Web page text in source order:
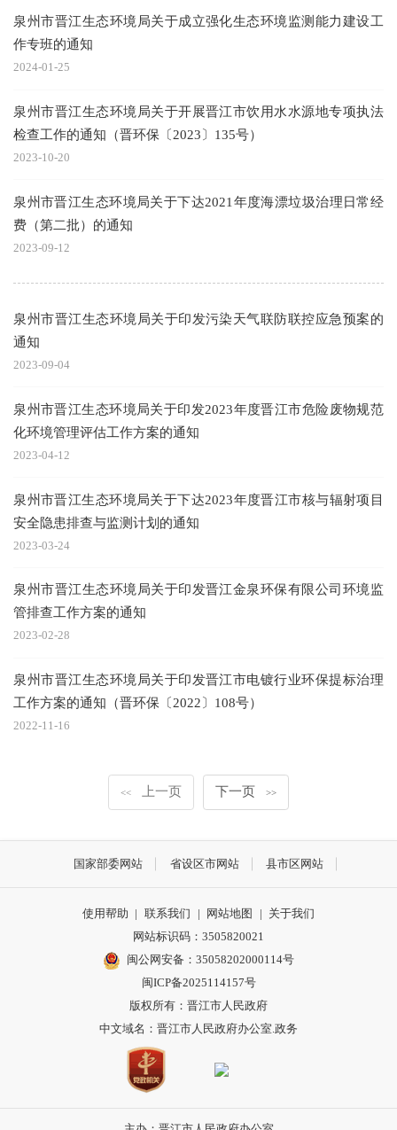
泉州市晋江生态环境局关于成立强化生态环境监测能力建设工
作专班的通知
2024-01-25
泉州市晋江生态环境局关于开展晋江市饮用水水源地专项执法
检查工作的通知（晋环保〔2023〕135号）
2023-10-20
泉州市晋江生态环境局关于下达2021年度海漂垃圾治理日常经
费（第二批）的通知
2023-09-12
泉州市晋江生态环境局关于印发污染天气联防联控应急预案的
通知
2023-09-04
泉州市晋江生态环境局关于印发2023年度晋江市危险废物规范
化环境管理评估工作方案的通知
2023-04-12
泉州市晋江生态环境局关于下达2023年度晋江市核与辐射项目
安全隐患排查与监测计划的通知
2023-03-24
泉州市晋江生态环境局关于印发晋江金泉环保有限公司环境监
管排查工作方案的通知
2023-02-28
泉州市晋江生态环境局关于印发晋江市电镀行业环保提标治理
工作方案的通知（晋环保〔2022〕108号）
2022-11-16
<< 上一页 下一页 >>
国家部委网站 省设区市网站 县市区网站
使用帮助 | 联系我们 | 网站地图 | 关于我们
网站标识码：3505820021
闽公网安备：35058202000114号
闽ICP备2025114157号
版权所有：晋江市人民政府
中文域名：晋江市人民政府办公室.政务